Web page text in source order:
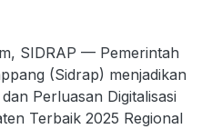
SIDRAP — Pemerintah
(Sidrap) menjadikan
Perluasan Digitalisasi
Terbaik 2025 Regional